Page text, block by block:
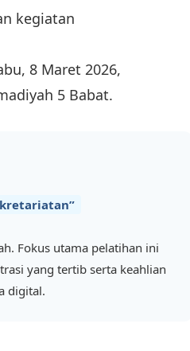
kegiatan
8 Maret 2026,
5 Babat.
Fokus utama pelatihan ini
yang tertib serta keahlian
digital.